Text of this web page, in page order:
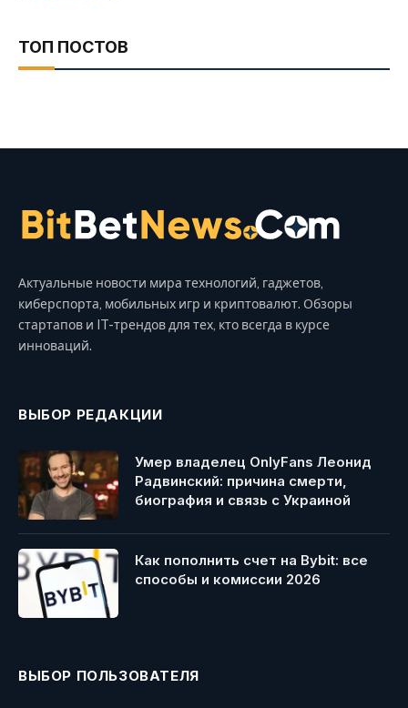
ТОП ПОСТОВ
Актуальные новости мира технологий, гаджетов,
киберспорта, мобильных игр и криптовалют. Обзоры
стартапов и IT-трендов для тех, кто всегда в курсе
инноваций.
ВЫБОР РЕДАКЦИИ
Умер владелец OnlyFans Леонид
Радвинский: причина смерти,
биография и связь с Украиной
Как пополнить счет на Bybit: все
способы и комиссии 2026
ВЫБОР ПОЛЬЗОВАТЕЛЯ